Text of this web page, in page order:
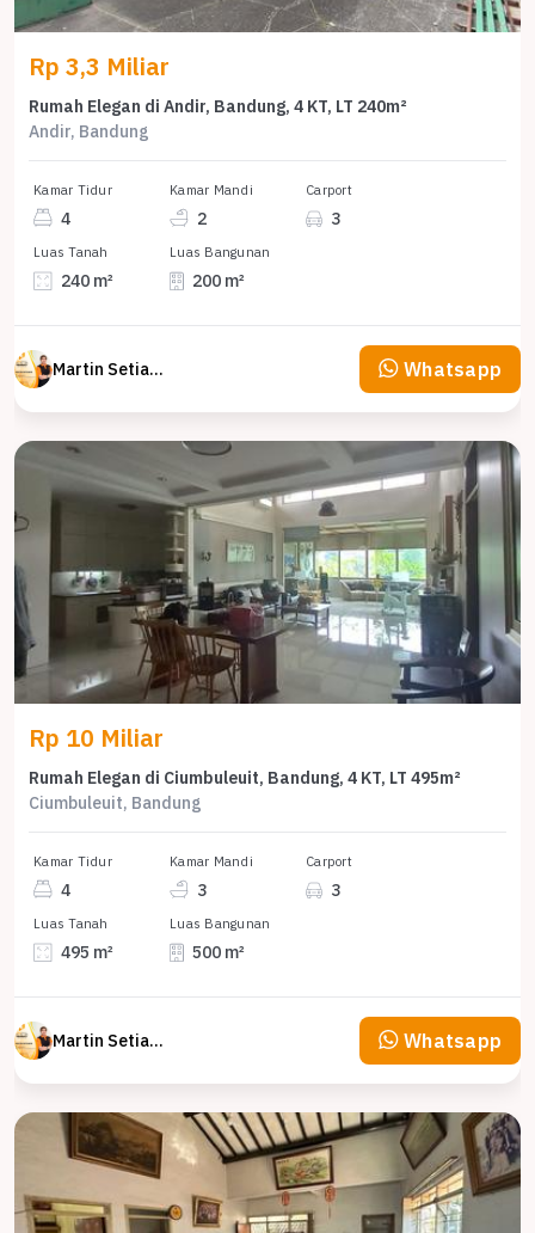
Rp 3,3 Miliar
Rumah Elegan di Andir, Bandung, 4 KT, LT 240m²
Andir, Bandung
Kamar Tidur
4
Kamar Mandi
2
Carport
3
Luas Tanah
240 m²
Luas Bangunan
200 m²
Martin Setiawan Tjandra Whatsapp
Rp 10 Miliar
Rumah Elegan di Ciumbuleuit, Bandung, 4 KT, LT 495m²
Ciumbuleuit, Bandung
Kamar Tidur
4
Kamar Mandi
3
Carport
3
Luas Tanah
495 m²
Luas Bangunan
500 m²
Martin Setiawan Tjandra Whatsapp